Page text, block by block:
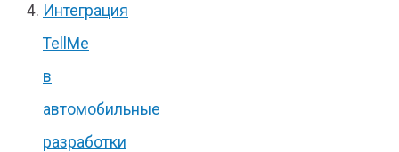
Интеграция
TellMe
в
автомобильные
разработки